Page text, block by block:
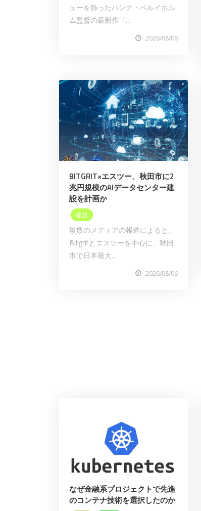
ューを飾ったハンナ・ベルイホル
ム監督の最新作『...
2026/08/06
BITGRIT×エスツー、秋田市に2
兆円規模のAIデータセンター建
設を計画か
建設
複数のメディアの報道によると、
Bitgritとエスツーを中心に、秋田
市で日本最大...
2026/08/06
なぜ金融系プロジェクトで先進
のコンテナ技術を選択したのか